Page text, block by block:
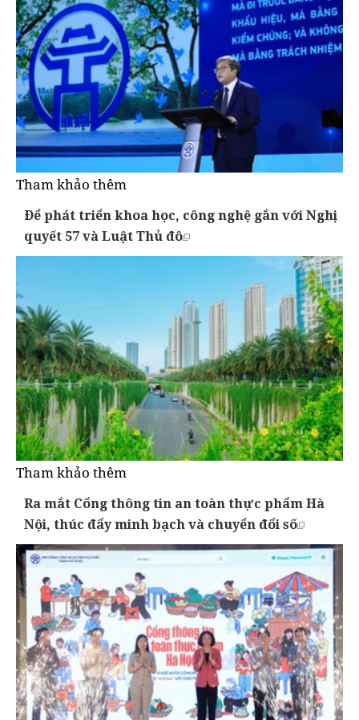
Tham khảo thêm
Để phát triển khoa học, công nghệ gắn với Nghị
quyết 57 và Luật Thủ đô
Tham khảo thêm
Ra mắt Cổng thông tin an toàn thực phẩm Hà
Nội, thúc đẩy minh bạch và chuyển đổi số